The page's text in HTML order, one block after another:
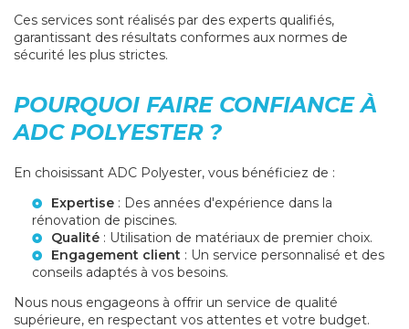
Ces services sont réalisés par des experts qualifiés,
garantissant des résultats conformes aux normes de
sécurité les plus strictes.
POURQUOI FAIRE CONFIANCE À
ADC POLYESTER ?
En choisissant ADC Polyester, vous bénéficiez de :
Expertise : Des années d'expérience dans la
rénovation de piscines.
Qualité : Utilisation de matériaux de premier choix.
Engagement client : Un service personnalisé et des
conseils adaptés à vos besoins.
Nous nous engageons à offrir un service de qualité
supérieure, en respectant vos attentes et votre budget.